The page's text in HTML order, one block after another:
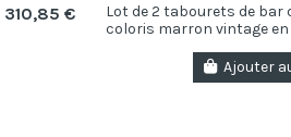
310,85 €
Lot de 2 tabourets de bar
coloris marron vintage en
Ajouter